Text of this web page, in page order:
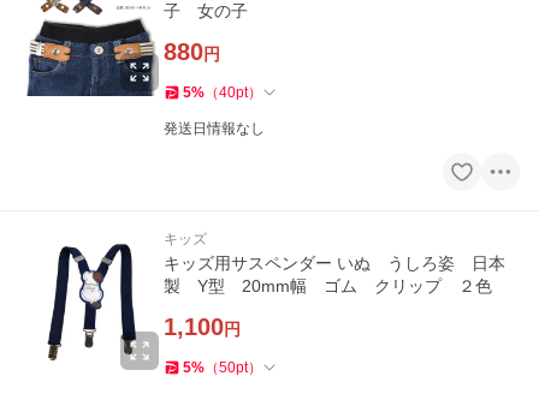
子 女の子
880円
5% （40pt）
発送日情報なし
キッズ
キッズ用サスペンダー いぬ うしろ姿 日本
製 Y型 20mm幅 ゴム クリップ ２色
1,100円
5% （50pt）